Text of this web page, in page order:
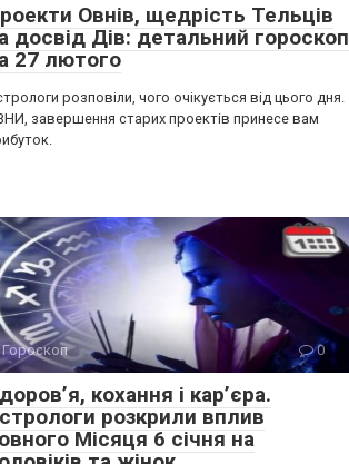
Овнів, щедрість Тельців
досвід Дів: детальний гороскоп
27 лютого
розповіли, чого очікується від цього дня.
завершення старих проектів принесе вам
Гороскоп 0
кохання і кар’єра.
розкрили вплив
Місяця 6 січня на